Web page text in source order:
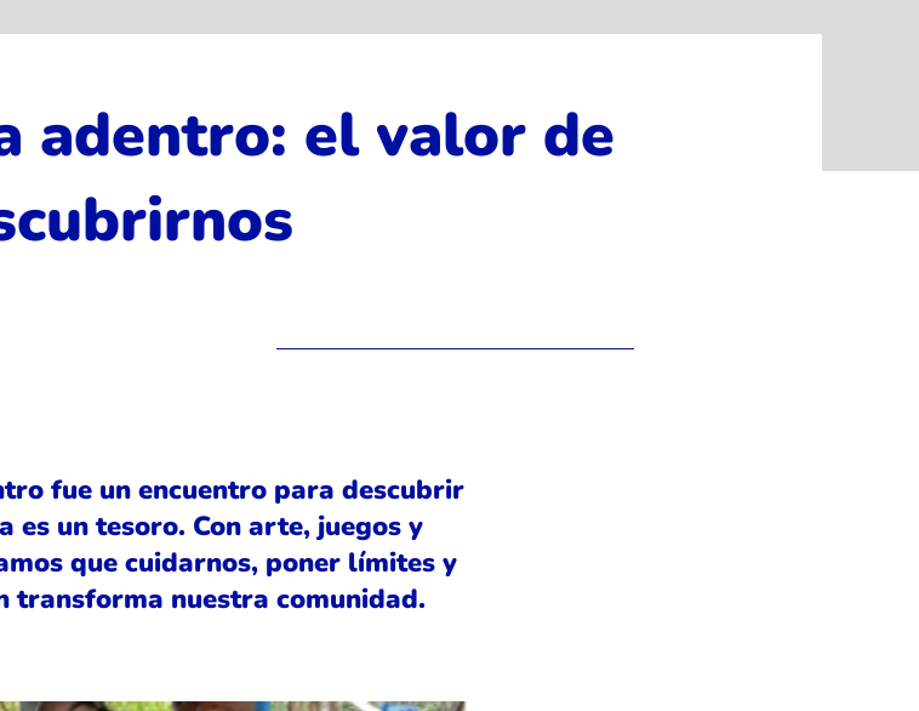
adentro: el valor de
fue un encuentro para descubrir
es un tesoro. Con arte, juegos y
que cuidarnos, poner límites y
transforma nuestra comunidad.